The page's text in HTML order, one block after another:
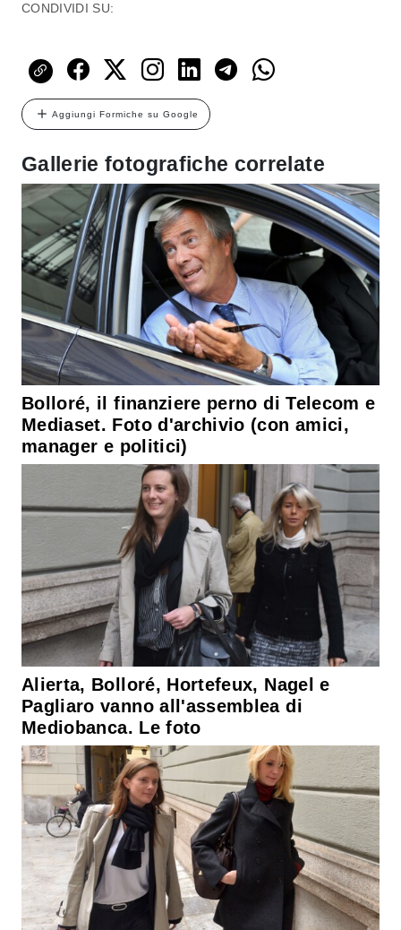
CONDIVIDI SU:
Aggiungi Formiche su Google
Gallerie fotografiche correlate
Bolloré, il finanziere perno di Telecom e
Mediaset. Foto d'archivio (con amici,
manager e politici)
Alierta, Bolloré, Hortefeux, Nagel e
Pagliaro vanno all'assemblea di
Mediobanca. Le foto